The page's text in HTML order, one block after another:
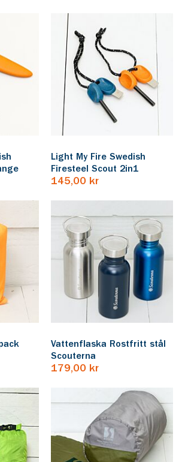
Light My Fire Swedish
Firesteel Scout 2in1
145,00 kr
Vattenflaska Rostfritt stål
Scouterna
179,00 kr